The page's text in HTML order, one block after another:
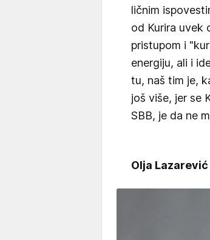
ličnim
od Kurira uvek
pristupom i
energiju, ali i
tu, naš tim je,
još više, jer se
SBB, je da ne
Olja Lazarević